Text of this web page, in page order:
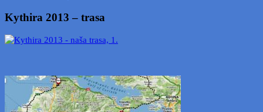
Kythira 2013 – trasa